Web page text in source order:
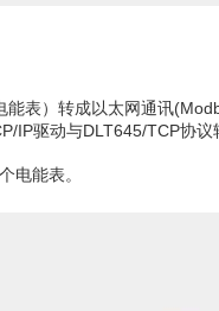
表）转成以太网通讯
驱动与DLT645/TCP协
电能表。